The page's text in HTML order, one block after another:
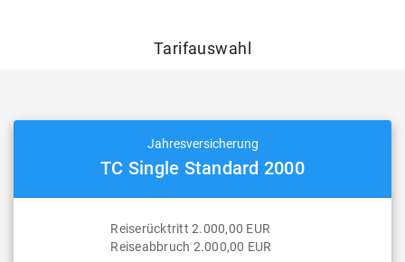
Tarifauswahl
Jahresversicherung
TC Single Standard 2000
Reiserücktritt 2.000,00 EUR
Reiseabbruch 2.000,00 EUR